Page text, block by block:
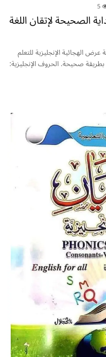
5
الصحيحة لإتقان اللغة
الهجائية الإنجليزية للتعلم
صحيحة. الحروف الإنجليزية: